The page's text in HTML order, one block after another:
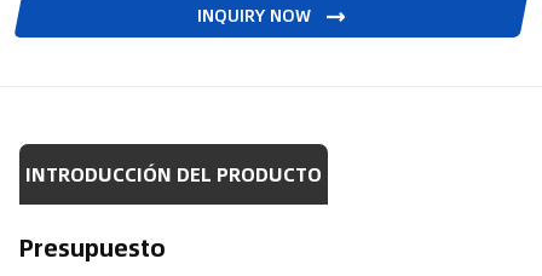
INQUIRY NOW
INTRODUCCIÓN DEL PRODUCTO
Presupuesto